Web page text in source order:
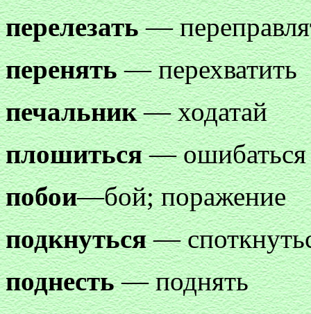
перелезать—
перенять— перехватить
печальник— ходатай
плошиться— ошибаться
побои—бой; поражение
подкнуться—
поднесть— поднять